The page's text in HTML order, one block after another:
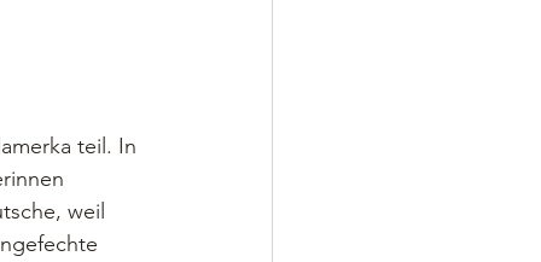
teil. In
weil